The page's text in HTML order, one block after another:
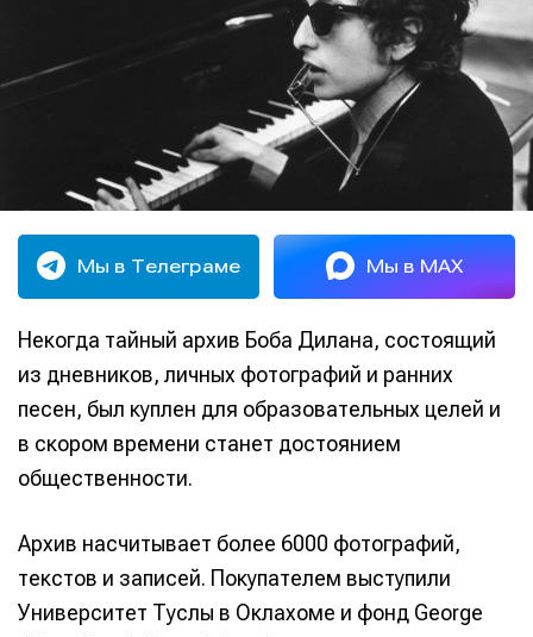
Мы в Телеграме Мы в MAX
Некогда тайный архив Боба Дилана, состоящий
из дневников, личных фотографий и ранних
песен, был куплен для образовательных целей и
в скором времени станет достоянием
общественности.
Архив насчитывает более 6000 фотографий,
текстов и записей. Покупателем выступили
Университет Туслы в Оклахоме и фонд George